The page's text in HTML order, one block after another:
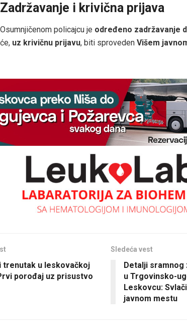
Zadržavanje i krivična prijava
Osumnjičenom policajcu je određeno zadržavanje
će, uz krivičnu prijavu, biti sproveden Višem
trenutak u leskovačkoj
porođaj uz prisustvo
Sledeća vest
Detalji
u Trgovinsko-
Leskovcu:
javnom mestu